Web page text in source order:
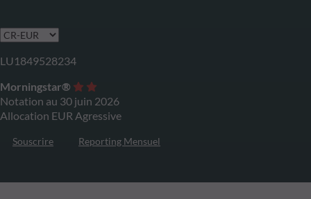
LU1849528234
Morningstar®
Notation au 30 juin 2026
Allocation EUR Agressive
Souscrire Reporting Mensuel